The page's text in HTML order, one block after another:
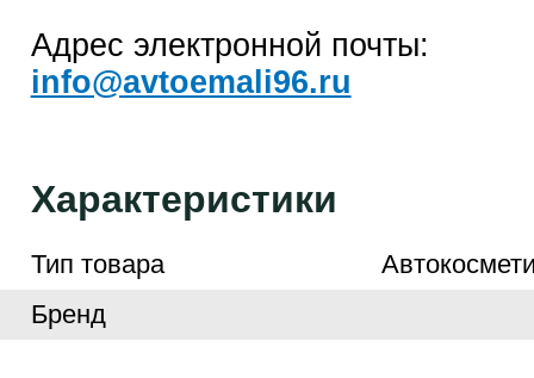
Адрес электронной почты:
info@avtoemali96.ru
Характеристики
Тип товара
Бренд